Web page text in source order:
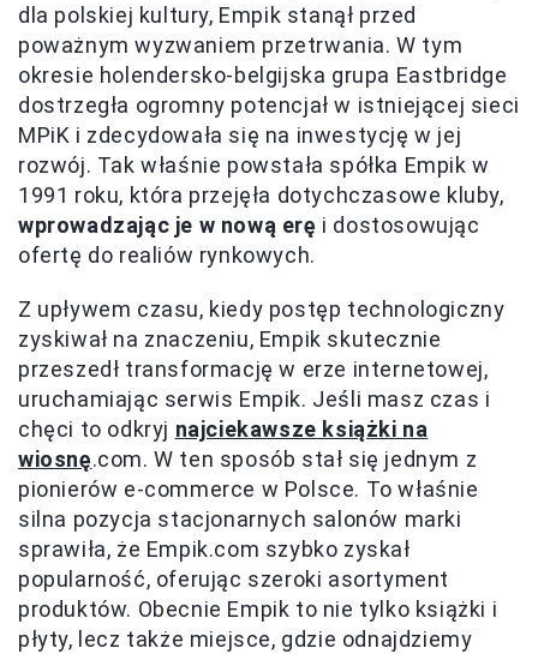
dla polskiej kultury, Empik stanął przed
poważnym wyzwaniem przetrwania. W tym
okresie holendersko-belgijska grupa Eastbridge
dostrzegła ogromny potencjał w istniejącej sieci
MPiK i zdecydowała się na inwestycję w jej
rozwój. Tak właśnie powstała spółka Empik w
1991 roku, która przejęła dotychczasowe kluby,
wprowadzając je w nową erę i dostosowując
ofertę do realiów rynkowych.
Z upływem czasu, kiedy postęp technologiczny
zyskiwał na znaczeniu, Empik skutecznie
przeszedł transformację w erze internetowej,
uruchamiając serwis Empik. Jeśli masz czas i
chęci to odkryj najciekawsze książki na
wiosnę.com. W ten sposób stał się jednym z
pionierów e-commerce w Polsce. To właśnie
silna pozycja stacjonarnych salonów marki
sprawiła, że Empik.com szybko zyskał
popularność, oferując szeroki asortyment
produktów. Obecnie Empik to nie tylko książki i
płyty, lecz także miejsce, gdzie odnajdziemy